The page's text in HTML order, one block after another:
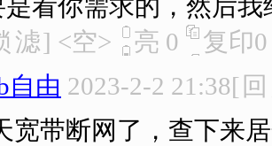
是看你需求的，然后
滤] <空> 亮 0 复印0
自由 2023-2-2 21:38[ 回
宽带断网了，查下来